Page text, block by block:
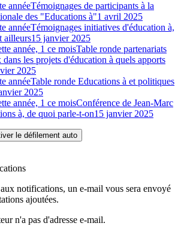
annéeTémoignages de participants à la
des "Educations à"1 avril 2025
annéeTémoignages initiatives d'éducation à,
ailleurs15 janvier 2025
année, 1 ce moisTable ronde partenariats
les projets d'éducation à quels apports
2025
annéeTable ronde Educations à et politiques
2025
année, 1 ce moisConférence de Jean-Marc
à, de quoi parle-t-on15 janvier 2025
le défilement auto
notifications, un e-mail vous sera envoyé
ajoutées.
n'a pas d'adresse e-mail.